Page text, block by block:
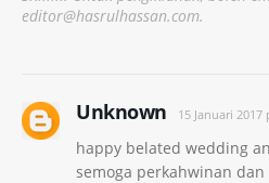
editor@hasrulhassan.com.
Unknown 15 Januari 2017
happy belated wedding
semoga perkahwinan